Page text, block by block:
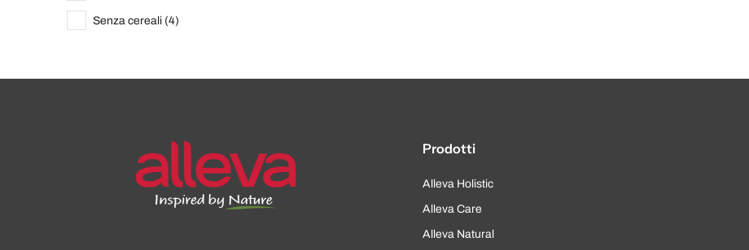
Senza cereali (4)
Prodotti
Alleva Holistic
Alleva Care
Alleva Natural